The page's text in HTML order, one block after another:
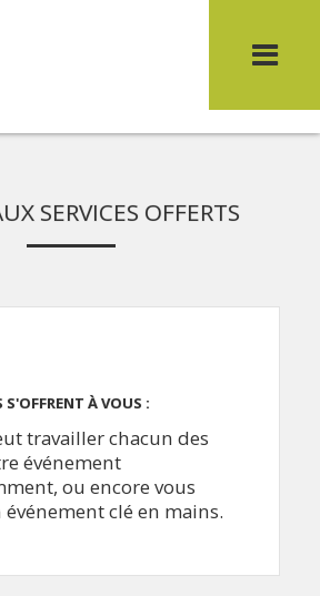
SERVICES OFFERTS
À VOUS :
travailler chacun des
événement
ou encore vous
clé en mains.